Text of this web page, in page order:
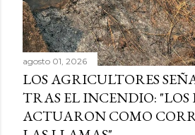
agosto 01, 2026
LOS AGRICULTORES
TRAS EL INCENDIO:
ACTUARON COMO